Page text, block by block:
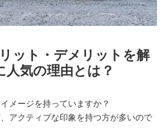
ット・デメリットを解
人気の理由とは？
メージを持っていますか？
アクティブな印象を持つ方が多いので